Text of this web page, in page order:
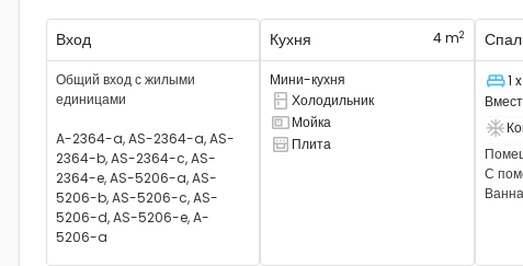
Вход
Общий вход с жилыми
единицами
A-2364-a, AS-2364-a, AS-
2364-b, AS-2364-c, AS-
2364-e, AS-5206-a, AS-
5206-b, AS-5206-c, AS-
5206-d, AS-5206-e, A-
5206-a
Кухня 4 m2
Мини-кухня
Там есть холодильник
Холодильник
Там есть раковина
Мойка
Там есть плита
Плита
1
Есть
С